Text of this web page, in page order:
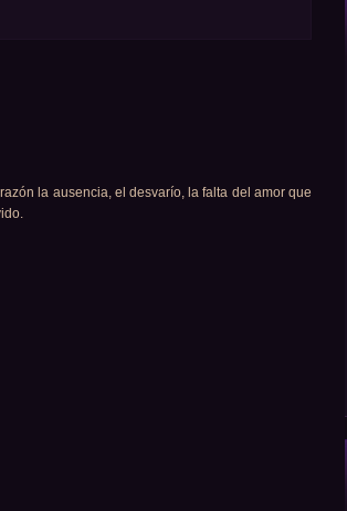
la ausencia, el desvarío, la falta del amor que